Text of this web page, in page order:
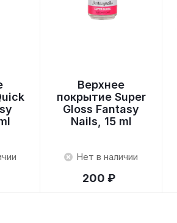
Верхнее
покрытие Super
Gloss Fantasy
Nails, 15 ml
Нет в наличии
200 ₽